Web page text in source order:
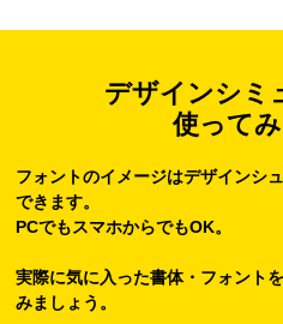
デザインシミ
使ってみ
フォントのイメージはデザインシ
できます。
PCでもスマホからでもOK。
実際に気に入った書体・フォント
みましょう。